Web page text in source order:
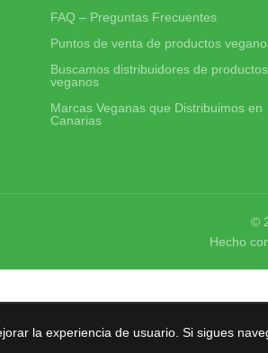
FAQ – Preguntas Frecuentes
Puntos de venta de productos
Buscamos distribuidores de productos
veganos
Marcas Veganas que Distribuimos en
Canarias
©
Hecho
la experiencia de usuario. Si sigues